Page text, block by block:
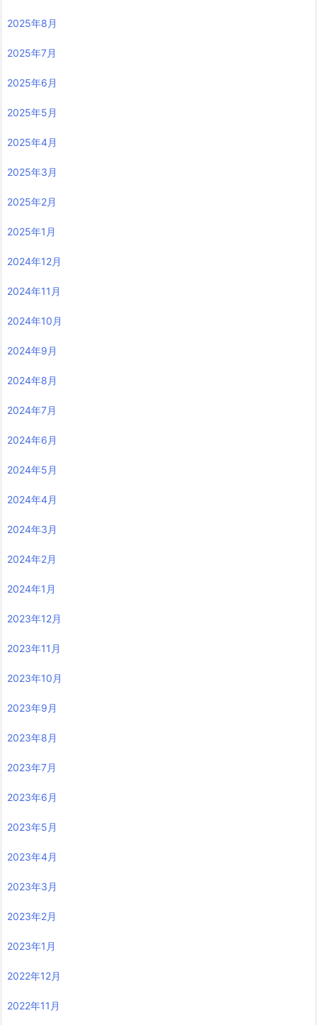
2025年8月
2025年7月
2025年6月
2025年5月
2025年4月
2025年3月
2025年2月
2025年1月
2024年12月
2024年11月
2024年10月
2024年9月
2024年8月
2024年7月
2024年6月
2024年5月
2024年4月
2024年3月
2024年2月
2024年1月
2023年12月
2023年11月
2023年10月
2023年9月
2023年8月
2023年7月
2023年6月
2023年5月
2023年4月
2023年3月
2023年2月
2023年1月
2022年12月
2022年11月